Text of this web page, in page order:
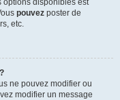
options disponibles est
pouvez poster de
etc.
ne pouvez modifier ou
modifier un message